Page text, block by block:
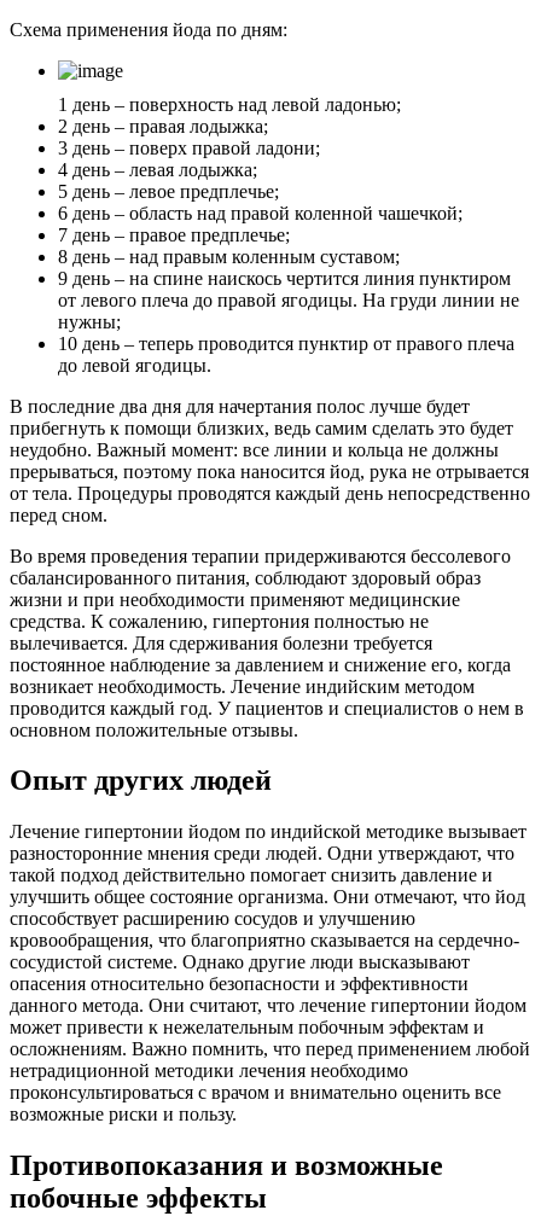
Схема применения йода по дням:
1 день – поверхность над левой ладонью;
2 день – правая лодыжка;
3 день – поверх правой ладони;
4 день – левая лодыжка;
5 день – левое предплечье;
6 день – область над правой коленной чашечкой;
7 день – правое предплечье;
8 день – над правым коленным суставом;
9 день – на спине наискось чертится линия пунктиром
от левого плеча до правой ягодицы. На груди линии не
нужны;
10 день – теперь проводится пунктир от правого плеча
до левой ягодицы.
В последние два дня для начертания полос лучше будет
прибегнуть к помощи близких, ведь самим сделать это будет
неудобно. Важный момент: все линии и кольца не должны
прерываться, поэтому пока наносится йод, рука не отрывается
от тела. Процедуры проводятся каждый день непосредственно
перед сном.
Во время проведения терапии придерживаются бессолевого
сбалансированного питания, соблюдают здоровый образ
жизни и при необходимости применяют медицинские
средства. К сожалению, гипертония полностью не
вылечивается. Для сдерживания болезни требуется
постоянное наблюдение за давлением и снижение его, когда
возникает необходимость. Лечение индийским методом
проводится каждый год. У пациентов и специалистов о нем в
основном положительные отзывы.
Опыт других людей
Лечение гипертонии йодом по индийской методике вызывает
разносторонние мнения среди людей. Одни утверждают, что
такой подход действительно помогает снизить давление и
улучшить общее состояние организма. Они отмечают, что йод
способствует расширению сосудов и улучшению
кровообращения, что благоприятно сказывается на сердечно-
сосудистой системе. Однако другие люди высказывают
опасения относительно безопасности и эффективности
данного метода. Они считают, что лечение гипертонии йодом
может привести к нежелательным побочным эффектам и
осложнениям. Важно помнить, что перед применением любой
нетрадиционной методики лечения необходимо
проконсультироваться с врачом и внимательно оценить все
возможные риски и пользу.
Противопоказания и возможные
побочные эффекты